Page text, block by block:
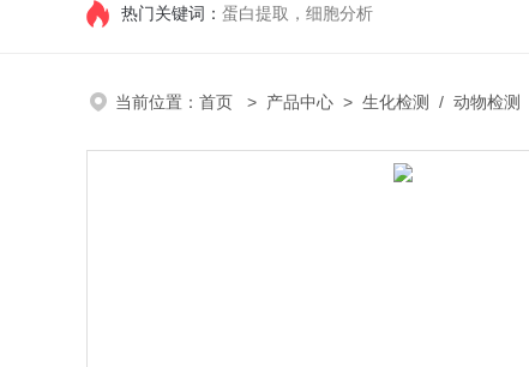
热门关键词： 蛋白提取，细胞分析
当前位置： 首页 > 产品中心 > 生化检测 / 动物检测